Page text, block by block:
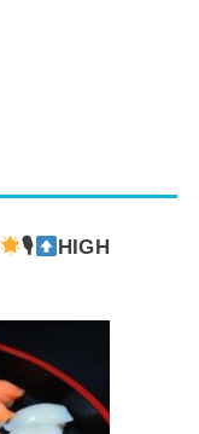
🎙
HIGH